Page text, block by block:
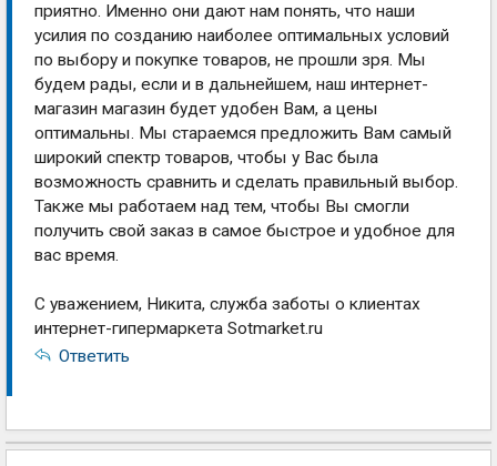
приятно. Именно они дают нам понять, что наши
усилия по созданию наиболее оптимальных условий
по выбору и покупке товаров, не прошли зря. Мы
будем рады, если и в дальнейшем, наш интернет-
магазин магазин будет удобен Вам, а цены
оптимальны. Мы стараемся предложить Вам самый
широкий спектр товаров, чтобы у Вас была
возможность сравнить и сделать правильный выбор.
Также мы работаем над тем, чтобы Вы смогли
получить свой заказ в самое быстрое и удобное для
вас время.
С уважением, Никита, служба заботы о клиентах
интернет-гипермаркета Sotmarket.ru
Ответить